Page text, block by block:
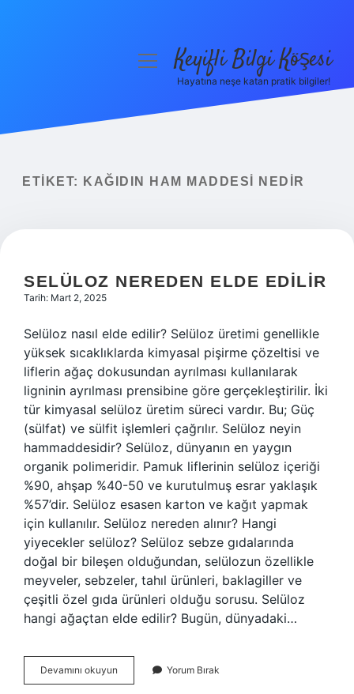
Yasal Uyarı
menüyüKeyifli Bilgi Köşesi
Hayatına neşe katan pratik bilgiler!
ETIKET: KAĞIDIN HAM MADDESI NEDIR
SELÜLOZ NEREDEN ELDE EDILIR
Tarih: Mart 2, 2025
Selüloz nasıl elde edilir? Selüloz üretimi genellikle
yüksek sıcaklıklarda kimyasal pişirme çözeltisi ve
liflerin ağaç dokusundan ayrılması kullanılarak
ligninin ayrılması prensibine göre gerçekleştirilir. İki
tür kimyasal selüloz üretim süreci vardır. Bu; Güç
(sülfat) ve sülfit işlemleri çağrılır. Selüloz neyin
hammaddesidir? Selüloz, dünyanın en yaygın
organik polimeridir. Pamuk liflerinin selüloz içeriği
%90, ahşap %40-50 ve kurutulmuş esrar yaklaşık
%57’dir. Selüloz esasen karton ve kağıt yapmak
için kullanılır. Selüloz nereden alınır? Hangi
yiyecekler selüloz? Selüloz sebze gıdalarında
doğal bir bileşen olduğundan, selülozun özellikle
meyveler, sebzeler, tahıl ürünleri, baklagiller ve
çeşitli özel gıda ürünleri olduğu sorusu. Selüloz
hangi ağaçtan elde edilir? Bugün, dünyadaki…
Devamını okuyun
Nereden
Yorum Bırak